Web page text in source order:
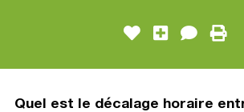
Quel est le décalage horaire